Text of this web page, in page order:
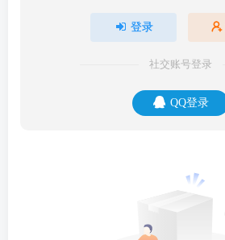
登录
社交账号登录
QQ登录